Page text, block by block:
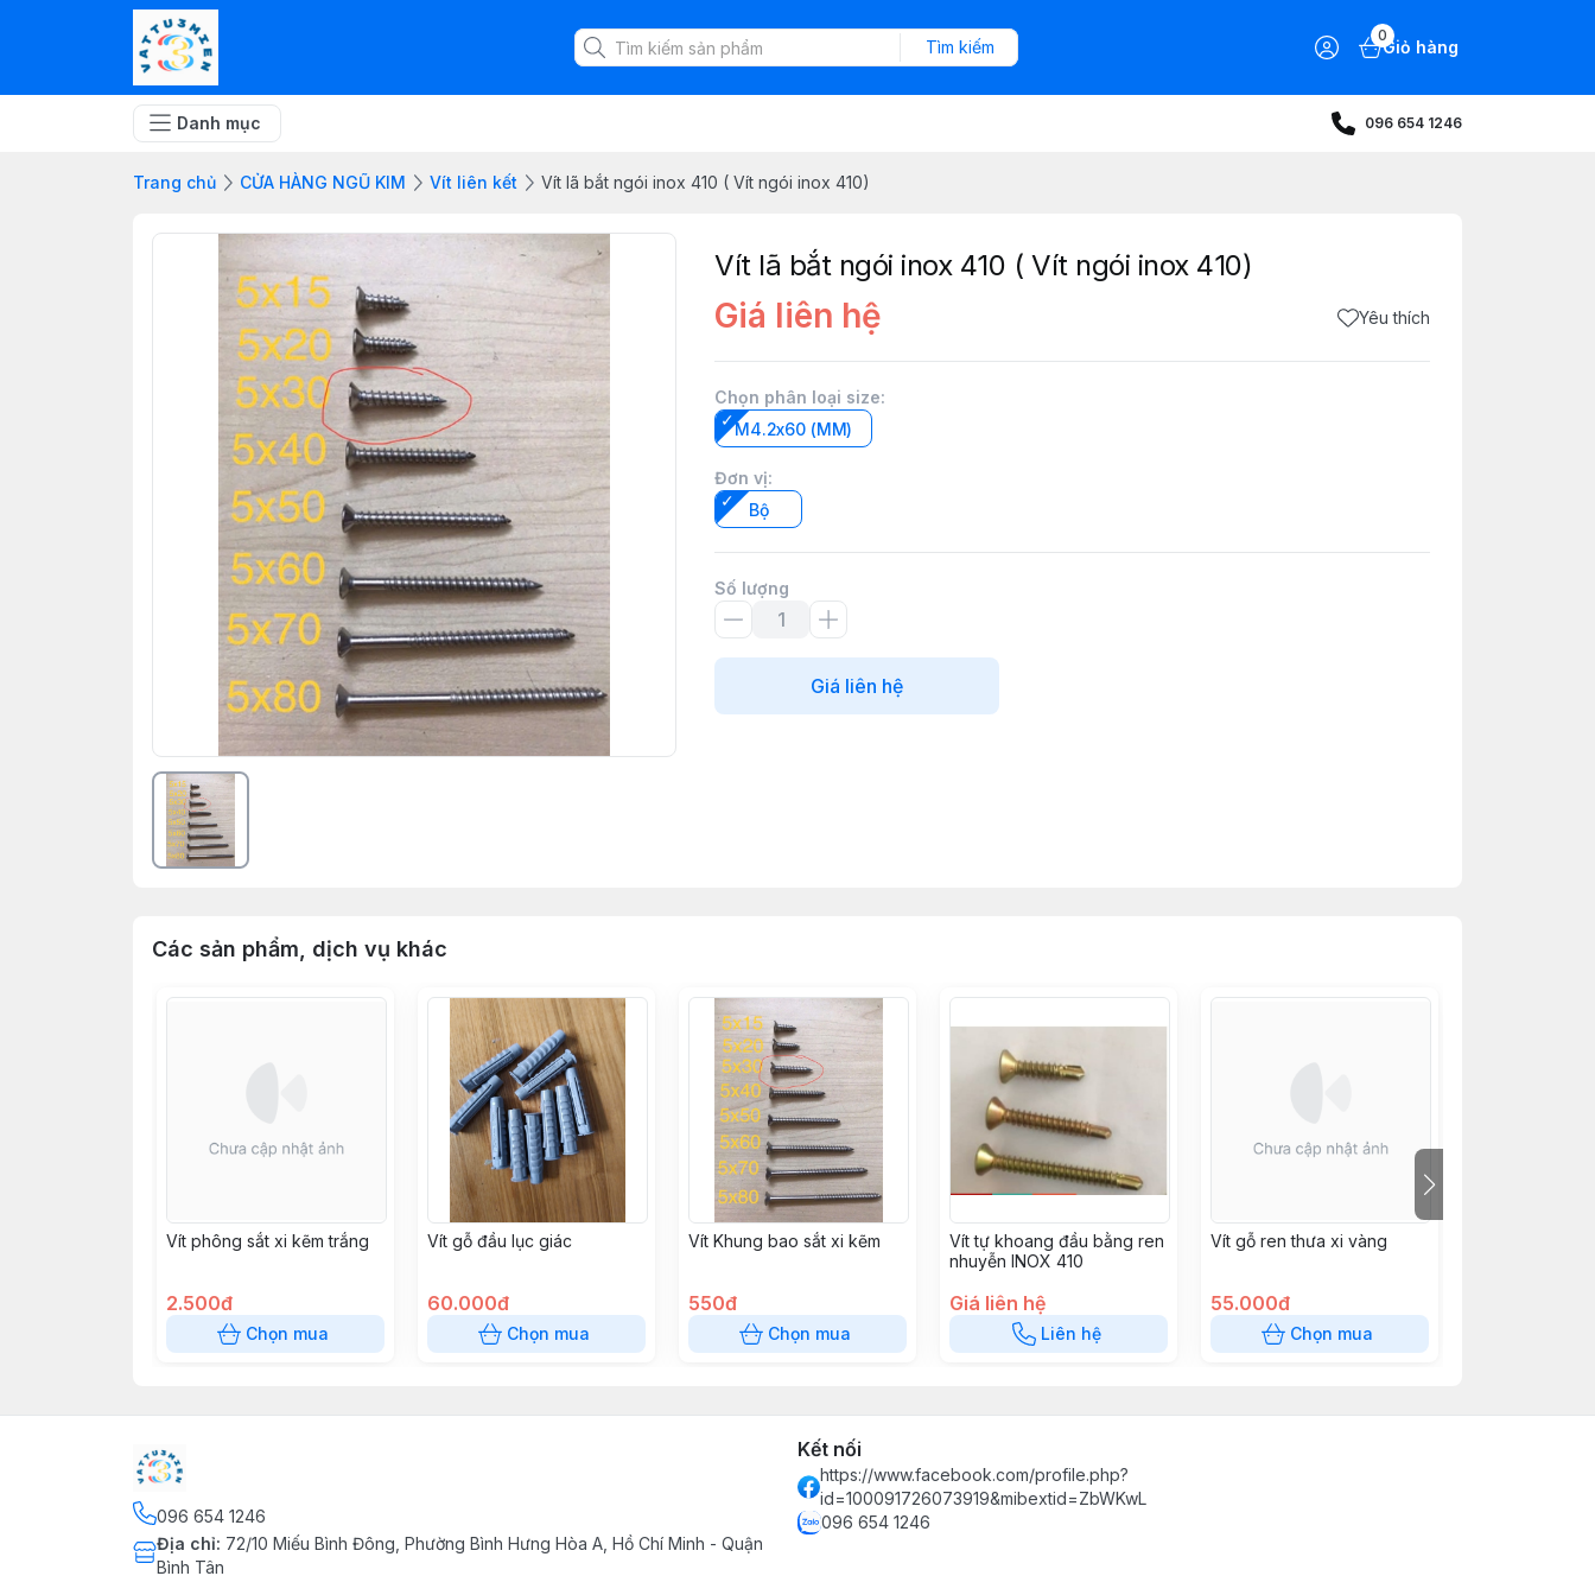
Tìm kiếm
0
Giỏ hàng
Danh mục 096 654 1246
Trang chủ CỬA HÀNG NGŨ KIM Vít liên kết Vít lã bắt ngói inox 410 ( Vít ngói inox 410)
Vít lã bắt ngói inox 410 ( Vít ngói inox 410)
Giá liên hệ Yêu thích
Chọn phân loại size:
M4.2x60 (MM)
Đơn vị:
Bộ
Số lượng
Giá liên hệ
Các sản phẩm, dịch vụ khác
Vít phông sắt xi kẽm trắng
2.500đ
Chọn mua
Vít gỗ đầu lục giác
60.000đ
Chọn mua
Vít Khung bao sắt xi kẽm
550đ
Chọn mua
Vít tự khoang đầu bằng ren
nhuyễn INOX 410
Giá liên hệ
Liên hệ
Vít gỗ ren thưa xi vàng
55.000đ
Chọn mua
096 654 1246
Địa chỉ: 72/10 Miếu Bình Đông, Phường Bình Hưng Hòa A, Hồ Chí Minh - Quận
Bình Tân
Kết nối
https://www.facebook.com/profile.php?
id=100091726073919&mibextid=ZbWKwL
096 654 1246